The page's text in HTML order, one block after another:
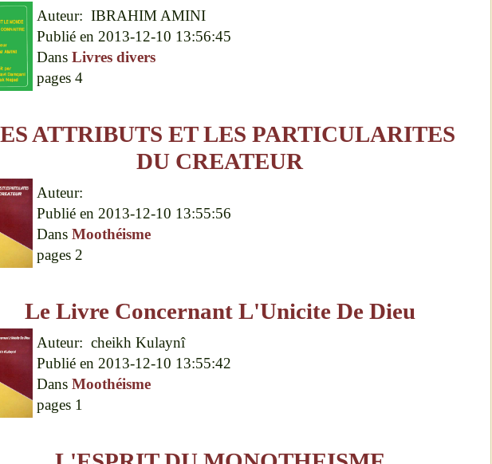
Auteur: IBRAHIM AMINI
Publié en 2013-12-10 13:56:45
Dans Livres divers
pages 4
ATTRIBUTS ET LES PARTICULARITES
DU CREATEUR
Auteur:
Publié en 2013-12-10 13:55:56
Dans Moothéisme
pages 2
Le Livre Concernant L'Unicite De Dieu
Auteur: cheikh Kulaynî
Publié en 2013-12-10 13:55:42
Dans Moothéisme
pages 1